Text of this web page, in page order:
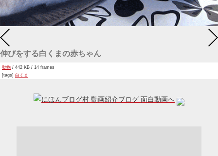
伸びをする白くまの赤ちゃん
動物 / 442 KB / 14 frames
[tags] 白くま